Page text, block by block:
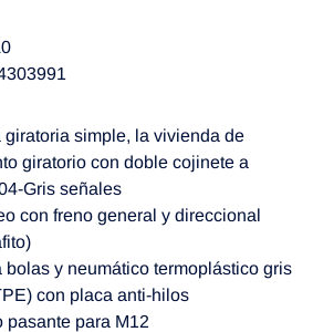
giratoria simple, la vivienda de
giratorio con doble cojinete a
Gris señales
con freno general y direccional
y neumático termoplástico gris
con placa anti-hilos
para M12